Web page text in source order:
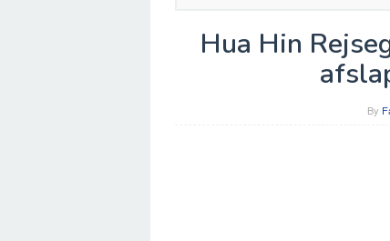
Hua Hin
By